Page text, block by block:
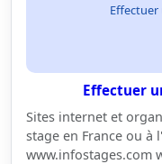
Effectuer
Sites internet et
stage en France ou
www.infostages.com